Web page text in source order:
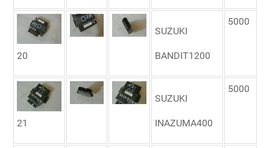
20
SUZUKI
BANDIT1200
5000
21
SUZUKI
INAZUMA400
5000